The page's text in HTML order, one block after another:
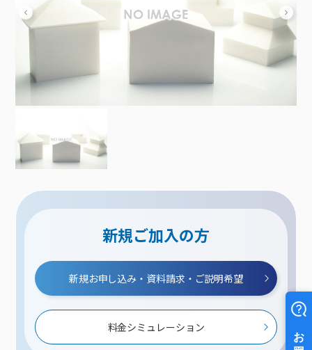
新規ご加入の方
新規お申し込み・資料請求・ご説明希望
料金シミュレーション